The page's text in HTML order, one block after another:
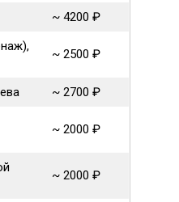
~ 4200 ₽
~ 2500 ₽
~ 2700 ₽
~ 2000 ₽
~ 2000 ₽